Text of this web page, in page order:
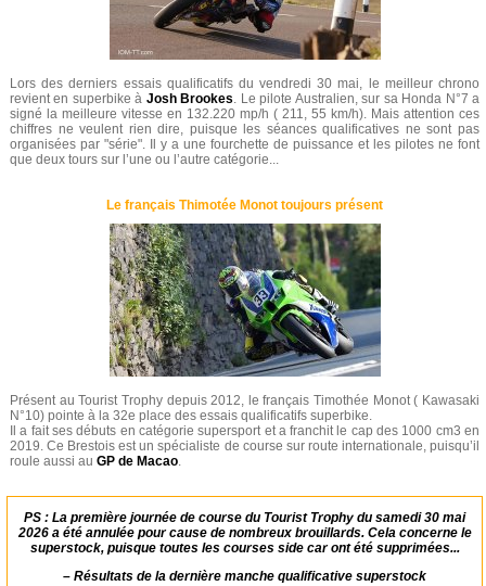
Lors des derniers essais qualificatifs du vendredi 30 mai, le meilleur chrono
revient en superbike à Josh Brookes. Le pilote Australien, sur sa Honda N°7 a
signé la meilleure vitesse en 132.220 mp/h ( 211, 55 km/h). Mais attention ces
chiffres ne veulent rien dire, puisque les séances qualificatives ne sont pas
organisées par "série". Il y a une fourchette de puissance et les pilotes ne font
que deux tours sur l’une ou l’autre catégorie...
Le français Thimotée Monot toujours présent
Présent au Tourist Trophy depuis 2012, le français Timothée Monot ( Kawasaki
N°10) pointe à la 32e place des essais qualificatifs superbike.
Il a fait ses débuts en catégorie supersport et a franchit le cap des 1000 cm3 en
2019. Ce Brestois est un spécialiste de course sur route internationale, puisqu’il
roule aussi au GP de Macao.
PS : La première journée de course du Tourist Trophy du samedi 30 mai
2026 a été annulée pour cause de nombreux brouillards. Cela concerne le
superstock, puisque toutes les courses side car ont été supprimées...
– Résultats de la dernière manche qualificative superstock